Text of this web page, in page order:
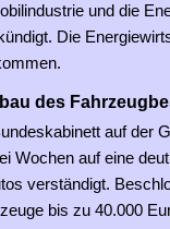
und die
Die
des
auf der
Wochen auf eine
verständigt.
bis zu 40.000